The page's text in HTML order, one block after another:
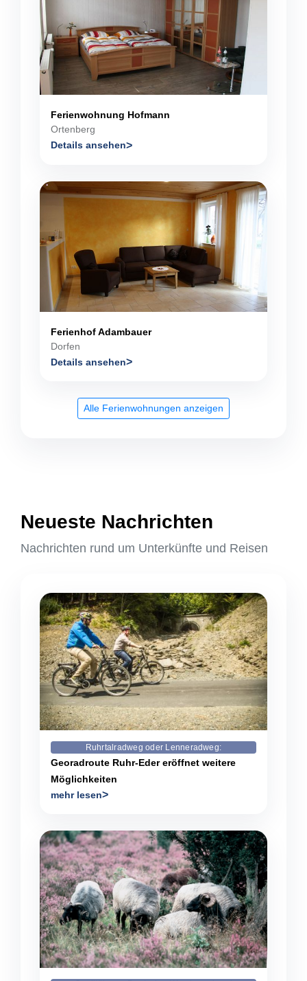
Ferienwohnung Hofmann
Ortenberg
Details ansehen
Ferienhof Adambauer
Dorfen
Details ansehen
Alle Ferienwohnungen anzeigen
Neueste Nachrichten
Nachrichten rund um Unterkünfte und Reisen
Ruhrtalradweg oder Lenneradweg:
Georadroute Ruhr-Eder eröffnet weitere
Möglichkeiten
mehr lesen